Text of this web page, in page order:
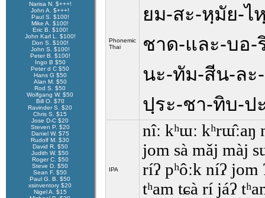
Narisa N. $+++!
John A. $+++!
Paul S. $100!
Mike A. $100!
Eric B. $100!
John Karl L. $100!
Don S. $100!
John S. $100!
Peter B. $100!
Ingo B $50
Peter d C $50
Hans G $50
Alan M. $50
Rod S. $50
Wolfgang W. $50
Bill O. $70
Ravinder S. $20
Chris S. $15
Jose D-C $20
Steven P. $20
Daniel W. $75
Rudolf M. $30
David R. $50
Judith W. $50
Roger C. $50
Steve D. $50
Sean F. $50
Paul G. B. $50
xsinventory $20
Nigel A. $15
Phonemic
Thai
ยม-สะ-หฺมัย-ไ
ชาด-และ-บอ-
นะ-ทัม-สีน-ละ
ปฺระ-ชา-ทิบ-ป
IPA
nîː kʰɯː kʰrɯ̂ːaŋ
jom sà mǎj màj
ríʔ pʰôːk níʔ jom
tʰam tɕà rí jáʔ